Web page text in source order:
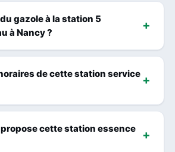
gazole à la station 5
à Nancy ?
de cette station service
cette station essence